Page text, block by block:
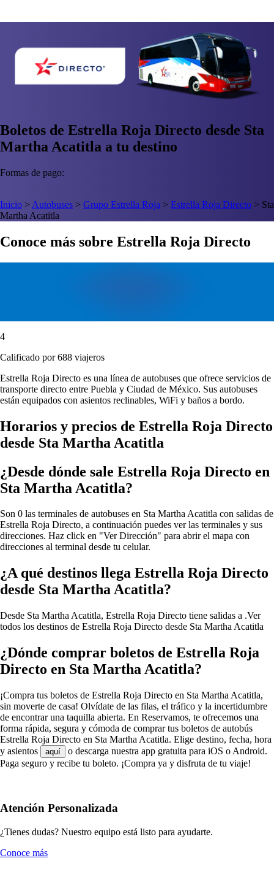
Boletos de Estrella Roja Directo desde Sta
Martha Acatitla a tu destino
Formas de pago:
Inicio > Autobuses > Grupo Estrella Roja > Estrella Roja Directo > Sta
Martha Acatitla
Conoce más sobre Estrella Roja Directo
4
Calificado por 688 viajeros
Estrella Roja Directo es una línea de autobuses que ofrece servicios de
transporte directo entre Puebla y Ciudad de México. Sus autobuses
están equipados con asientos reclinables, WiFi y baños a bordo.
Horarios y precios de Estrella Roja Directo
desde Sta Martha Acatitla
¿Desde dónde sale Estrella Roja Directo en
Sta Martha Acatitla?
Son 0 las terminales de autobuses en Sta Martha Acatitla con salidas de
Estrella Roja Directo, a continuación puedes ver las terminales y sus
direcciones. Haz click en "Ver Dirección" para abrir el mapa con
direcciones al terminal desde tu celular.
¿A qué destinos llega Estrella Roja Directo
desde Sta Martha Acatitla?
Desde Sta Martha Acatitla, Estrella Roja Directo tiene salidas a .Ver
todos los destinos de Estrella Roja Directo desde Sta Martha Acatitla
¿Dónde comprar boletos de Estrella Roja
Directo en Sta Martha Acatitla?
¡Compra tus boletos de Estrella Roja Directo en Sta Martha Acatitla,
sin moverte de casa! Olvídate de las filas, el tráfico y la incertidumbre
de encontrar una taquilla abierta. En Reservamos, te ofrecemos una
forma rápida, segura y cómoda de comprar tus boletos de autobús
Estrella Roja Directo en Sta Martha Acatitla. Elige destino, fecha, hora
y asientos
aquí
o descarga nuestra app gratuita para iOS o Android.
Paga seguro y recibe tu boleto. ¡Compra ya y disfruta de tu viaje!
Atención Personalizada
¿Tienes dudas? Nuestro equipo está listo para ayudarte.
Conoce más